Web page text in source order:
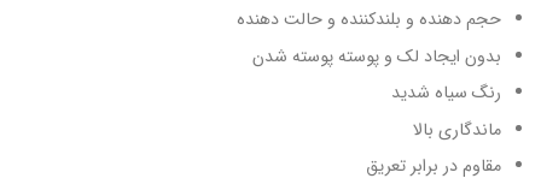
حجم دهنده و بلندکننده و حالت دهنده
بدون ایجاد لک و پوسته پوسته شدن
رنگ سیاه شدید
ماندگاری بالا
مقاوم در برابر تعریق